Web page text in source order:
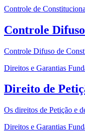
Controle de
Controle
Controle Difuso de
Direitos e Garantias
Direito de
Os direitos de Petição e
Direitos e Garantias